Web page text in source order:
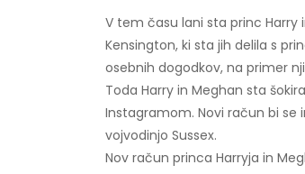
V tem času lani sta princ Harry
Kensington, ki sta jih delila s
osebnih dogodkov, na primer
Toda Harry in Meghan sta
Instagramom. Novi račun bi se
vojvodinjo Sussex.
Nov račun princa Harryja in